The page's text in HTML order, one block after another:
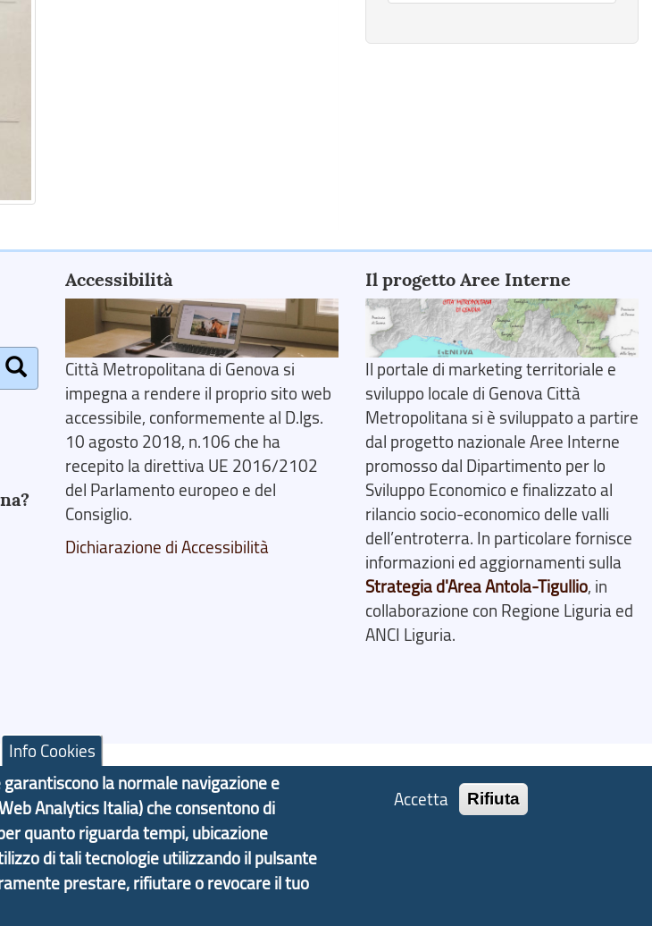
Accessibilità
Città Metropolitana di Genova si
impegna a rendere il proprio sito web
accessibile, conformemente al D.lgs.
10 agosto 2018, n.106 che ha
recepito la direttiva UE 2016/2102
del Parlamento europeo e del
Consiglio.
Dichiarazione di Accessibilità
Il progetto Aree Interne
Il portale di marketing territoriale e
sviluppo locale di Genova Città
Metropolitana si è sviluppato a partire
dal progetto nazionale Aree Interne
promosso dal Dipartimento per lo
Sviluppo Economico e finalizzato al
rilancio socio-economico delle valli
dell’entroterra. In particolare fornisce
informazioni ed aggiornamenti sulla
Strategia d'Area Antola-Tigullio, in
collaborazione con Regione Liguria ed
ANCI Liguria.
Area Riservata
Info Cookies
la normale navigazione e
Analytics Italia) che consentono di
quanto riguarda tempi, ubicazione
di tali tecnologie utilizzando il pulsante
prestare, rifiutare o revocare il tuo
Accetta Rifiuta